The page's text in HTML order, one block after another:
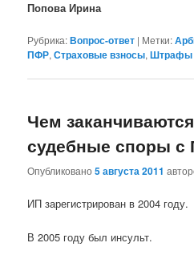
Попова Ирина
Рубрика:Вопрос-ответ | Метки:
ПФР,Страховые взносы,Штрафы
Чем заканчиваются
судебные споры
Опубликовано5 августа 2011
ИП зарегистрирован в 2004 году.
В 2005 году был инсульт.